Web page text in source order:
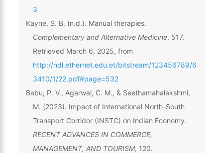
3
Kayne, S. B. (n.d.). Manual therapies.
Complementary and Alternative Medicine, 517.
Retrieved March 6, 2025, from
http://ndl.ethernet.edu.et/bitstream/123456789/6
3410/1/22.pdf#page=532
Babu, P. V., Agarwal, C. M., & Seethamahalakshmi,
M. (2023). Impact of International North-South
Transport Corridor (INSTC) on Indian Economy.
RECENT ADVANCES IN COMMERCE,
MANAGEMENT, AND TOURISM, 120.